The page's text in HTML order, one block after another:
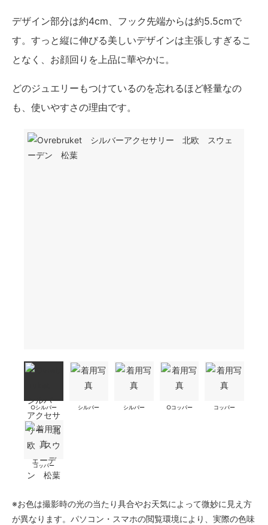
デザイン部分は約4cm、フック先端からは約5.5cmで
す。すっと縦に伸びる美しいデザインは主張しすぎるこ
となく、お顔回りを上品に華やかに。
どのジュエリーもつけているのを忘れるほど軽量なの
も、使いやすさの理由です。
○シルバー シルバー シルバー ○コッパー コッパー
コッパー
※お色は撮影時の光の当たり具合やお天気によって微妙に見え方
が異なります。パソコン・スマホの閲覧環境により、実際の色味